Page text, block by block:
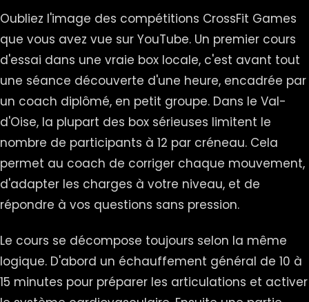
Oubliez l'image des compétitions CrossFit Games
que vous avez vue sur YouTube. Un premier cours
d'essai dans une vraie box locale, c'est avant tout
une séance découverte d'une heure, encadrée par
un coach diplômé, en petit groupe. Dans le Val-
d'Oise, la plupart des box sérieuses limitent le
nombre de participants à 12 par créneau. Cela
permet au coach de corriger chaque mouvement,
d'adapter les charges à votre niveau, et de
répondre à vos questions sans pression.
Le cours se décompose toujours selon la même
logique. D'abord un échauffement général de 10 à
15 minutes pour préparer les articulations et activer